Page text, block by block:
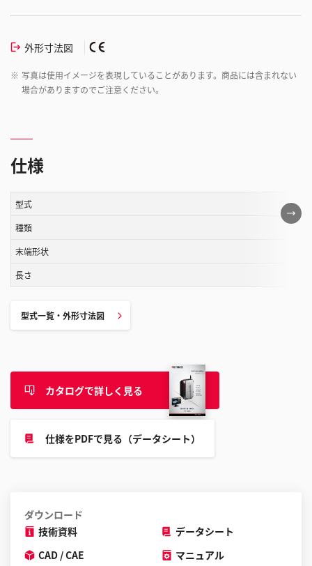
外形寸法図
※ 写真は使用イメージを表現していることがあります。商品には含まれない
場合がありますのでご注意ください。
仕様
こ
の
型式
種類
末端形状
長さ
型式一覧・外形寸法図
カタログで詳しく見る
仕様をPDFで見る（データシート）
ダウンロード
技術資料
データシート
CAD / CAE
マニュアル